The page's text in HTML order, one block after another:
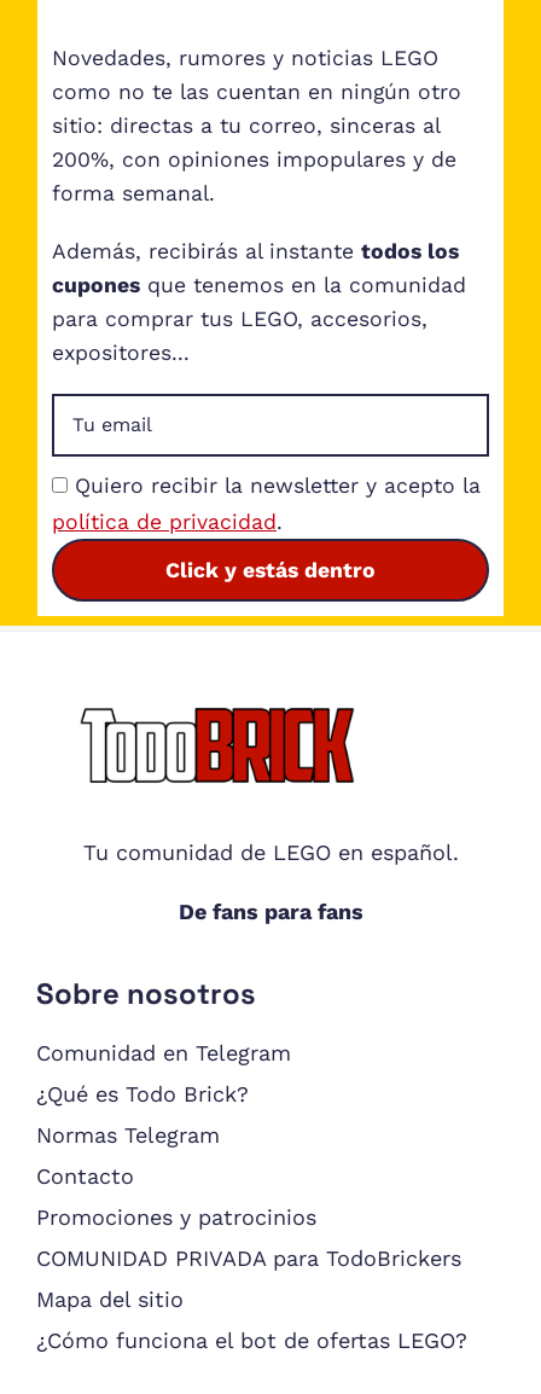
Novedades, rumores y noticias LEGO
como no te las cuentan en ningún otro
sitio: directas a tu correo, sinceras al
200%, con opiniones impopulares y de
forma semanal.
Además, recibirás al instante todos los
cuponesque tenemos en la comunidad
para comprar tus LEGO, accesorios,
expositores...
Quiero recibir la newsletter y acepto la
política de privacidad.
Click y estás dentro
Footer
Tu comunidad de LEGO en español.
De fans para fans
Sobre nosotros
Comunidad en Telegram
¿Qué es Todo Brick?
Normas Telegram
Contacto
Promociones y patrocinios
COMUNIDAD PRIVADA para TodoBrickers
Mapa del sitio
¿Cómo funciona el bot de ofertas LEGO?